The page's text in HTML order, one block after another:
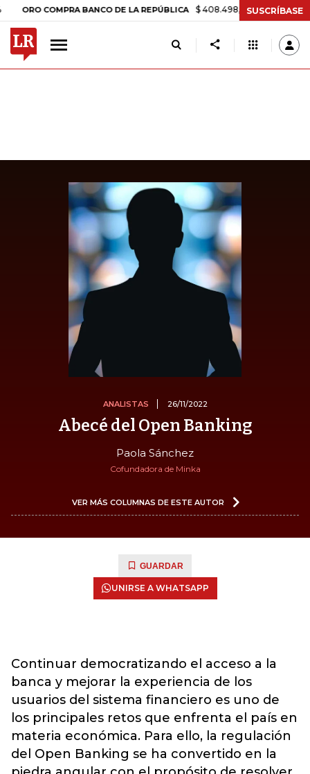
COMPRA BANCO DE LA REPÚBLICA $ 408.498,97 +$ 8.753,81 +2,19%
SUSCRÍBASE
ANALISTAS 26/11/2022
Abecé del Open Banking
Paola Sánchez
Cofundadora de Minka
VER MÁS COLUMNAS DE ESTE AUTOR
GUARDAR
UNIRSE A WHATSAPP
Continuar democratizando el acceso a la
banca y mejorar la experiencia de los
usuarios del sistema financiero es uno de
los principales retos que enfrenta el país en
materia económica. Para ello, la regulación
del Open Banking se ha convertido en la